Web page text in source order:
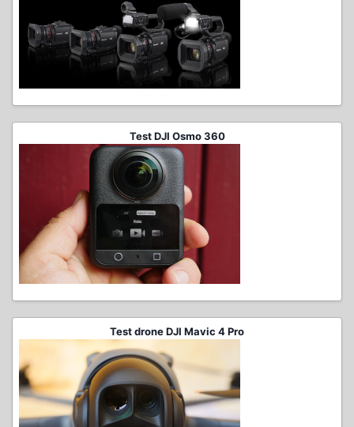
Test DJI Osmo 360
Test drone DJI Mavic 4 Pro